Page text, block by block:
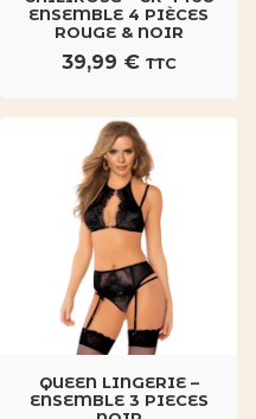
ENSEMBLE 4 PIÈCES
ROUGE & NOIR
39,99 € TTC
QUEEN LINGERIE –
ENSEMBLE 3 PIECES